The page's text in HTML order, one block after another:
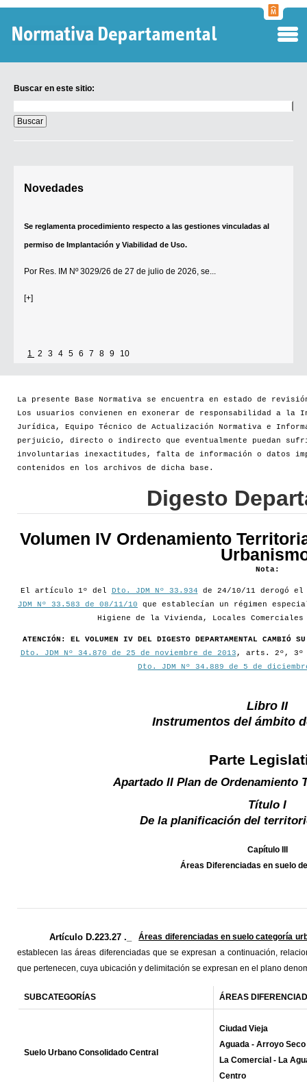
Buscar en este sitio:
en
este
sitio:
Novedades
Se reglamenta procedimiento respecto a las gestiones vinculadas al
permiso de Implantación y Viabilidad de Uso.
Por Res. IM Nº 3029/26 de 27 de julio de 2026, se...
[+]
Se establece que estarán exonerados del pago de tasas y sellados los
Por...
[+]
1 2 3 4 5 6 7 8 9 10
La presente Base Normativa se encuentra en estado de
Los usuarios convienen en exonerar de responsabilidad a la
Jurídica, Equipo Técnico de Actualización Normativa e
perjuicio, directo o indirecto que eventualmente puedan
involuntarias inexactitudes, falta de información o datos
contenidos en los archivos de dicha base.
Digesto
Volumen IV Ordenamiento
Nota:
El artículo 1º del Dto. JDM Nº 33.934 de 24/10/11 derogó
JDM Nº 33.583 de 08/11/10 que establecían un régimen
Higiene de la Vivienda, Locales
ATENCIÓN: EL VOLUMEN IV DEL DIGESTO DEPARTAMENTAL CAMBIÓ
Dto. JDM Nº 34.870 de 25 de noviembre de 2013 , arts. 2º, 3º
Dto. JDM Nº 34.889 de 5 de
Libro II
Instrumentos del ámbito
Parte
Apartado II Plan de Ordenamiento
Título I
De la planificación del
Capítulo III
Áreas Diferenciadas en suelo
Artículo D.223.27 ._
Áreas diferenciadas en suelo categoría
establecen las áreas diferenciadas que se expresan a continuación,
que pertenecen, cuya ubicación y delimitación se expresan en el plano
SUBCATEGORÍAS ÁREAS
Suelo Urbano Consolidado Central
Ciudad Vieja
Aguada - Arroyo
La Comercial - La
Centro